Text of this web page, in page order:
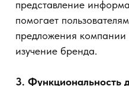
вам одностраничный или
главная цель — создать ресурс,